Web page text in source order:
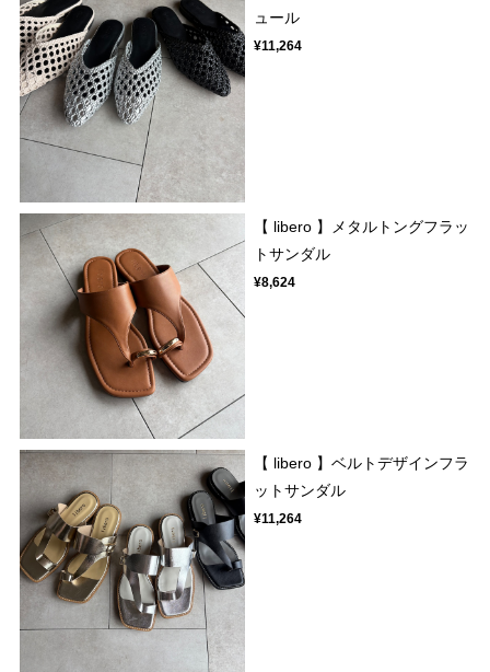
ュール
¥11,264
【 libero 】メタルトングフラッ
トサンダル
¥8,624
【 libero 】ベルトデザインフラ
ットサンダル
¥11,264